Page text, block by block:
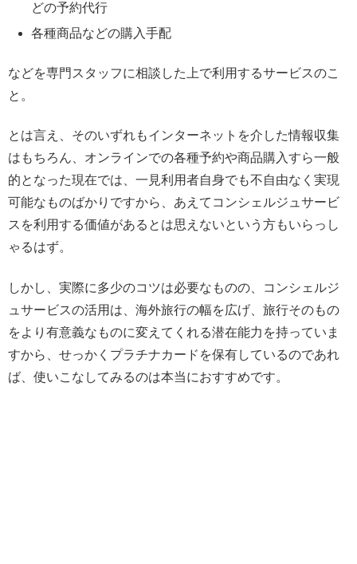
どの予約代行
各種商品などの購入手配
などを専門スタッフに相談した上で利用するサービスのこ
と。
とは言え、そのいずれもインターネットを介した情報収集
はもちろん、オンラインでの各種予約や商品購入すら一般
的となった現在では、一見利用者自身でも不自由なく実現
可能なものばかりですから、あえてコンシェルジュサービ
スを利用する価値があるとは思えないという方もいらっし
ゃるはず。
しかし、実際に多少のコツは必要なものの、コンシェルジ
ュサービスの活用は、海外旅行の幅を広げ、旅行そのもの
をより有意義なものに変えてくれる潜在能力を持っていま
すから、せっかくプラチナカードを保有しているのであれ
ば、使いこなしてみるのは本当におすすめです。